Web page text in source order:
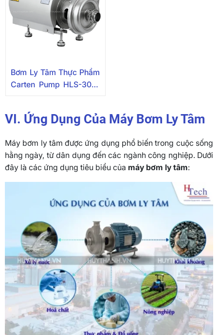
Bơm Ly Tâm Thực Phẩm
Carten Pump HLS-300-
VI. Ứng Dụng Của Máy Bơm Ly Tâm
Máy bơm ly tâm được ứng dụng phổ biến trong cuộc sống
hằng ngày, từ dân dụng đến các ngành công nghiệp. Dưới
đây là các ứng dụng tiêu biểu của máy bơm ly tâm: